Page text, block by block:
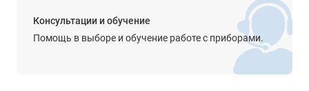
Класс лазера
Консультации и обучение
Помощь в выборе и обучение работе с приборами.